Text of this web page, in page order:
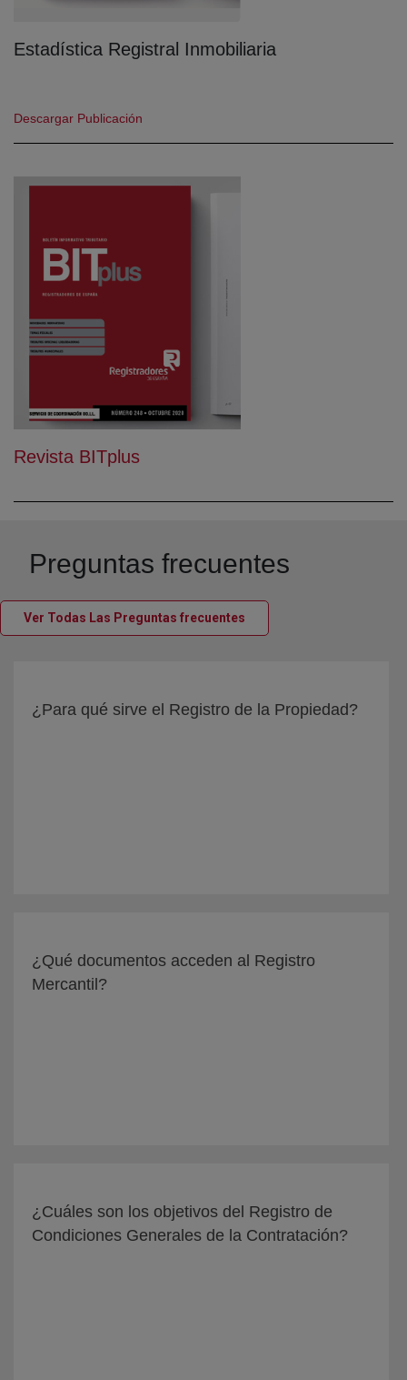
Estadística Registral Inmobiliaria
Descargar Publicación
Revista BITplus
Preguntas frecuentes
Ver Todas Las Preguntas frecuentes
¿Para qué sirve el Registro de la Propiedad?
¿Qué documentos acceden al Registro
Mercantil?
¿Cuáles son los objetivos del Registro de
Condiciones Generales de la Contratación?